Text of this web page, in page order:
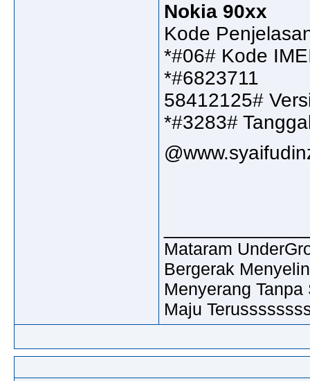
Nokia 90xx
Kode
*#06# Kode
*#6823711
58412125#
*#3283#
Mataram
Bergerak
Menyerang
Maju